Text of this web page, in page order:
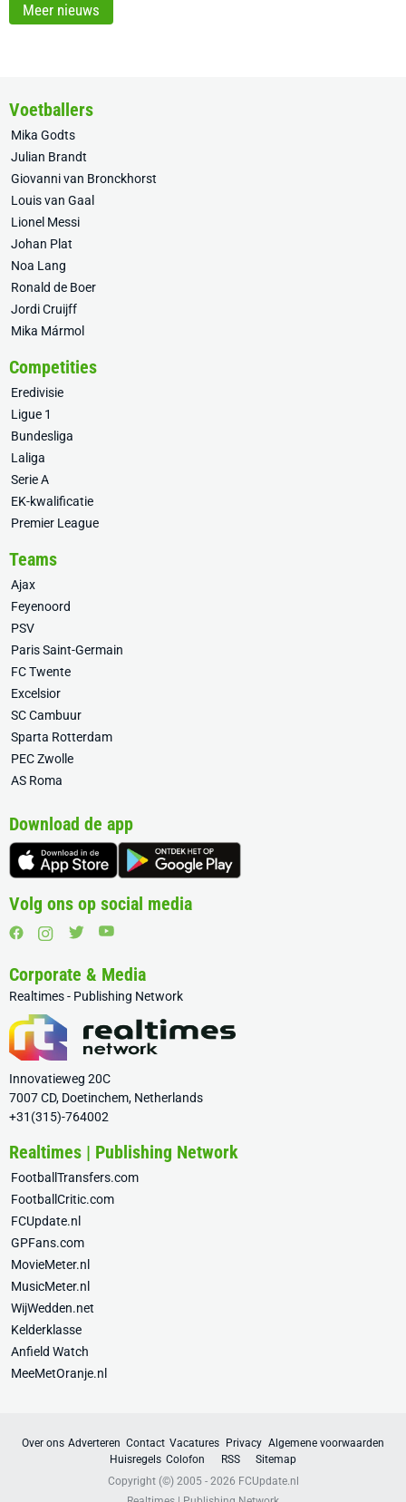
Meer nieuws
Voetballers
Mika Godts
Julian Brandt
Giovanni van Bronckhorst
Louis van Gaal
Lionel Messi
Johan Plat
Noa Lang
Ronald de Boer
Jordi Cruijff
Mika Mármol
Competities
Eredivisie
Ligue 1
Bundesliga
Laliga
Serie A
EK-kwalificatie
Premier League
Teams
Ajax
Feyenoord
PSV
Paris Saint-Germain
FC Twente
Excelsior
SC Cambuur
Sparta Rotterdam
PEC Zwolle
AS Roma
Download de app
Volg ons op social media
Corporate & Media
Realtimes - Publishing Network
Innovatieweg 20C
7007 CD, Doetinchem, Netherlands
+31(315)-764002
Realtimes | Publishing Network
FootballTransfers.com
FootballCritic.com
FCUpdate.nl
GPFans.com
MovieMeter.nl
MusicMeter.nl
WijWedden.net
Kelderklasse
Anfield Watch
MeeMetOranje.nl
Over ons Adverteren Contact Vacatures Privacy Algemene voorwaarden
Huisregels Colofon RSS
Sitemap
Copyright (©) 2005 - 2026 FCUpdate.nl